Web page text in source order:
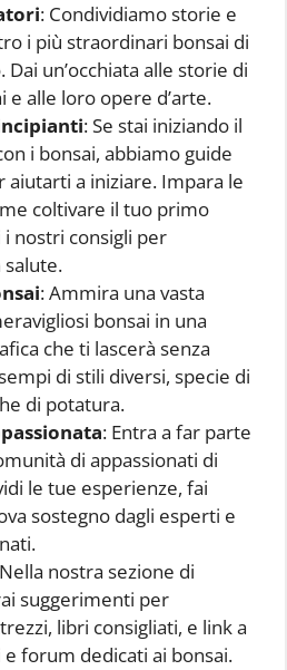
: Condividiamo storie e
i più straordinari bonsai di
un’occhiata alle storie di
e alle loro opere d’arte.
: Se stai iniziando il
i bonsai, abbiamo guide
aiutarti a iniziare. Impara le
coltivare il tuo primo
i nostri consigli per
: Ammira una vasta
bonsai in una
che ti lascerà senza
di stili diversi, specie di
di potatura.
: Entra a far parte
di appassionati di
le tue esperienze, fai
sostegno dagli esperti e
nostra sezione di
suggerimenti per
libri consigliati, e link a
e forum dedicati ai bonsai.